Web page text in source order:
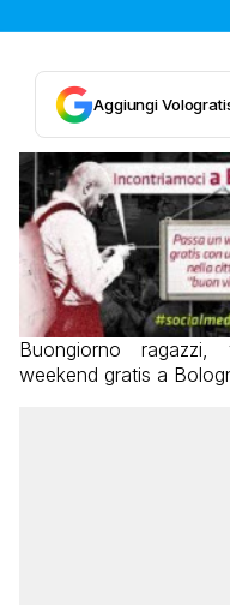
Aggiungi
Buongiorno
weekend gratis a